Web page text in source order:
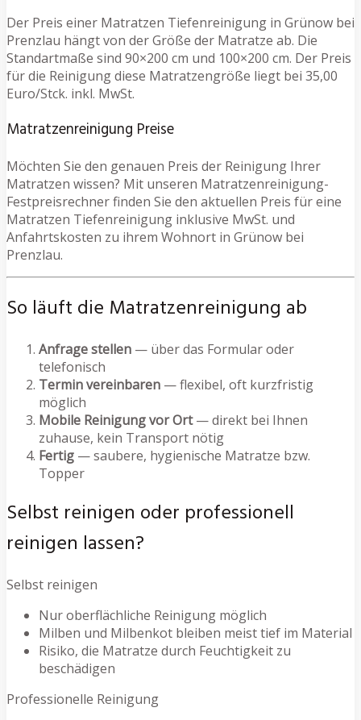
Der Preis einer Matratzen Tiefenreinigung in Grünow bei
Prenzlau hängt von der Größe der Matratze ab. Die
Standartmaße sind 90×200 cm und 100×200 cm. Der Preis
für die Reinigung diese Matratzengröße liegt bei 35,00
Euro/Stck. inkl. MwSt.
Matratzenreinigung Preise
Möchten Sie den genauen Preis der Reinigung Ihrer
Matratzen wissen? Mit unseren Matratzenreinigung-
Festpreisrechner finden Sie den aktuellen Preis für eine
Matratzen Tiefenreinigung inklusive MwSt. und
Anfahrtskosten zu ihrem Wohnort in Grünow bei
Prenzlau.
So läuft die Matratzenreinigung ab
Anfrage stellen — über das Formular oder
telefonisch
Termin vereinbaren — flexibel, oft kurzfristig
möglich
Mobile Reinigung vor Ort— direkt bei Ihnen
zuhause, kein Transport nötig
Fertig — saubere, hygienische Matratze bzw.
Topper
Selbst reinigen oder professionell
reinigen lassen?
Selbst reinigen
Nur oberflächliche Reinigung möglich
Milben und Milbenkot bleiben meist tief im Material
Risiko, die Matratze durch Feuchtigkeit zu
beschädigen
Professionelle Reinigung